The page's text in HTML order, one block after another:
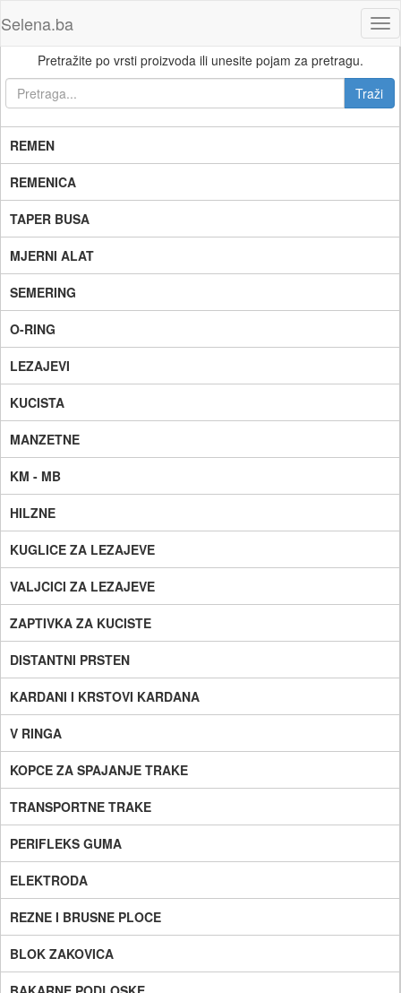
Selena.ba
Pretražite po vrsti proizvoda ili unesite pojam za pretragu.
REMEN
REMENICA
TAPER BUSA
MJERNI ALAT
SEMERING
O-RING
LEZAJEVI
KUCISTA
MANZETNE
KM - MB
HILZNE
KUGLICE ZA LEZAJEVE
VALJCICI ZA LEZAJEVE
ZAPTIVKA ZA KUCISTE
DISTANTNI PRSTEN
KARDANI I KRSTOVI KARDANA
V RINGA
KOPCE ZA SPAJANJE TRAKE
TRANSPORTNE TRAKE
PERIFLEKS GUMA
ELEKTRODA
REZNE I BRUSNE PLOCE
BLOK ZAKOVICA